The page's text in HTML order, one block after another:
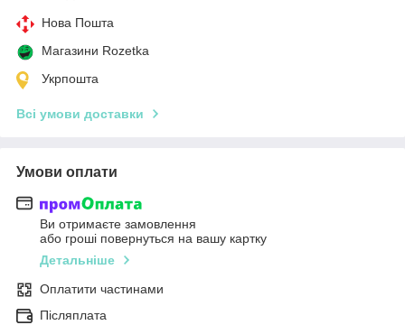
Нова Пошта
Магазини Rozetka
Укрпошта
Всі умови доставки
Умови оплати
Ви отримаєте замовлення
або гроші повернуться на вашу картку
Детальніше
Оплатити частинами
Післяплата